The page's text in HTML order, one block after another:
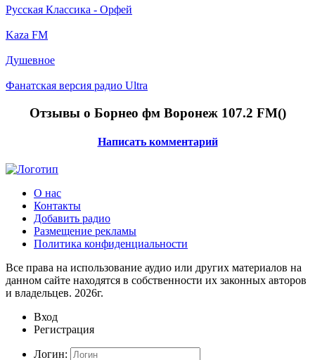
Русская Классика - Орфей
Kaza FM
Душевное
Фанатская версия радио Ultra
Отзывы о Борнео фм Воронеж 107.2 FM()
Написать комментарий
О нас
Контакты
Добавить радио
Размещение рекламы
Политика конфиденциальности
Все права на использование аудио или других материалов на
данном сайте находятся в собственности их законных авторов
и владельцев. 2026г.
Вход
Регистрация
Логин: